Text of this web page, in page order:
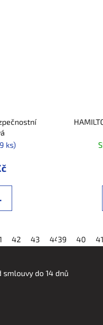
ks)
42 43 44 45 46
39 40 41
smlouvy do 14 dnů